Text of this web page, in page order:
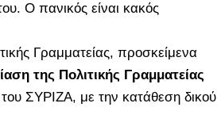
Ο πανικός είναι κακός
Γραμματείας, προσκείμενα
της Πολιτικής Γραμματείας
ΣΥΡΙΖΑ, με την κατάθεση δικού